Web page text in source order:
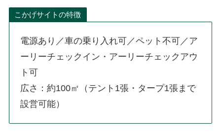
こかげサイトの特徴
電源あり／車の乗り入れ可／ペット不可／ア
ーリーチェックイン・アーリーチェックアウ
ト可
広さ：約100㎡（テント1張・タープ1張まで
設営可能）